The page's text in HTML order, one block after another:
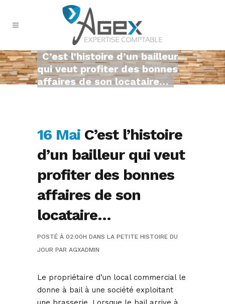
C’est l’histoire d’un bailleur
qui veut profiter des bonnes
affaires de son locataire…
16 Mai C’est l’histoire
d’un bailleur qui veut
profiter des bonnes
affaires de son
locataire…
POSTÉ À 02:00H DANS LA PETITE HISTOIRE DU
JOUR PAR AGXADMIN
Le propriétaire d’un local commercial le
donne à bail à une société exploitant